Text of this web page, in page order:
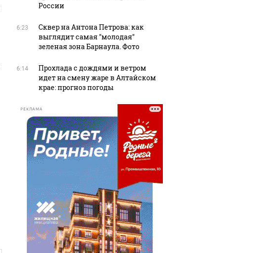
России
6:23
Сквер на Антона Петрова: как
выглядит самая "молодая"
зеленая зона Барнаула. Фото
6:14
Прохлада с дождями и ветром
идет на смену жаре в Алтайском
крае: прогноз погоды
РЕКЛАМА